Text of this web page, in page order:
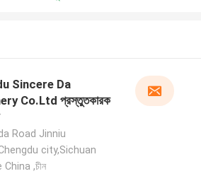
Sincere Da
Co.Ltd প্রস্তুতকারক
Road Jinniu
city,Sichuan
,চীন